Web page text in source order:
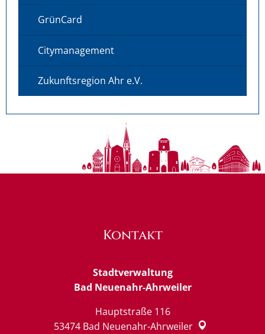
GrünCard
Citymanagement
Zukunftsregion Ahr e.V.
Kontakt
Stadtverwaltung
Bad Neuenahr-Ahrweiler
Hauptstraße 116
53474 Bad Neuenahr-Ahrweiler